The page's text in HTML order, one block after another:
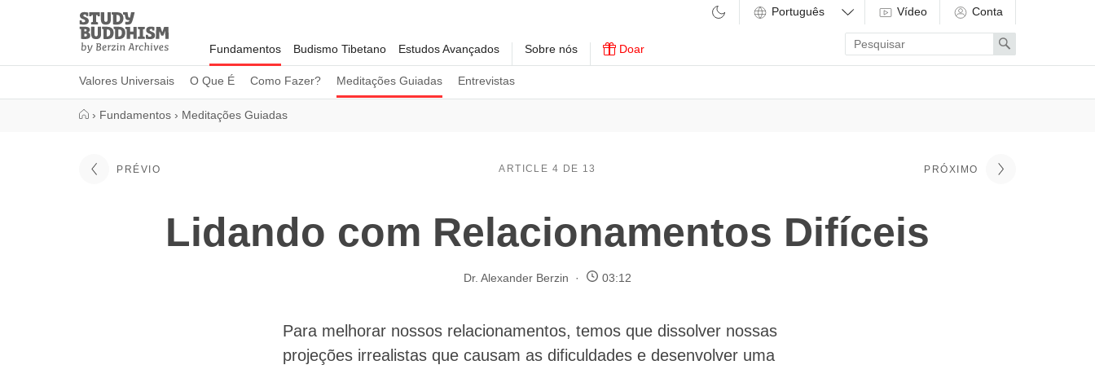
Study
Buddhism
Home
Fundamentos
Valores Universais O Que É Como Fazer? Meditações Guiadas Entrevistas
Budismo Tibetano Estudos Avançados Sobre nós Doar
Vídeo Conta
Enter
search
term
Search
› Fundamentos › Meditações Guiadas
PRÉVIO ARTICLE 4 DE 13 PRÓXIMO
Lidando com Relacionamentos Difíceis
Dr. Alexander Berzin 03:12
Para melhorar nossos relacionamentos, temos que dissolver nossas
projeções irrealistas que causam as dificuldades e desenvolver uma